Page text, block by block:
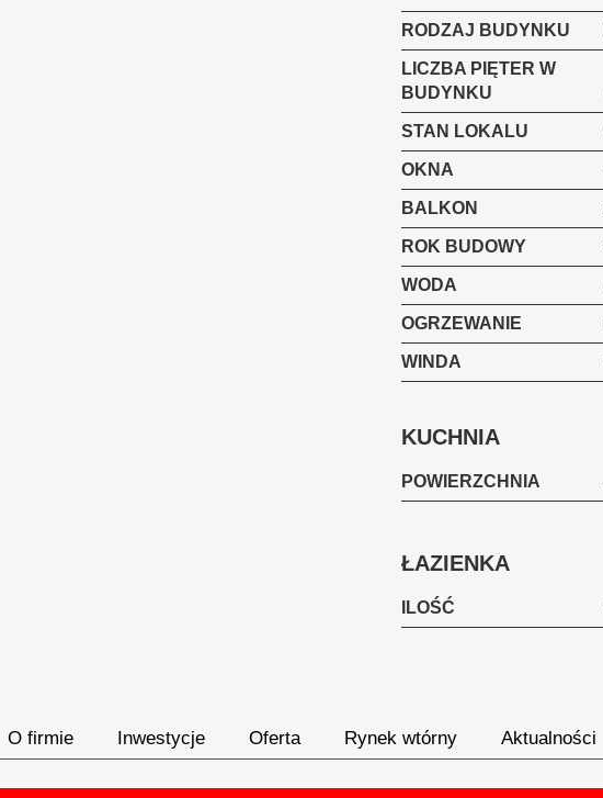
RODZAJ BUDYNKU
LICZBA PIĘTER W
BUDYNKU
STAN LOKALU
OKNA
BALKON
ROK BUDOWY
WODA
OGRZEWANIE
WINDA
KUCHNIA
POWIERZCHNIA
ŁAZIENKA
ILOŚĆ
O firmie Inwestycje Oferta Rynek wtórny Aktualności